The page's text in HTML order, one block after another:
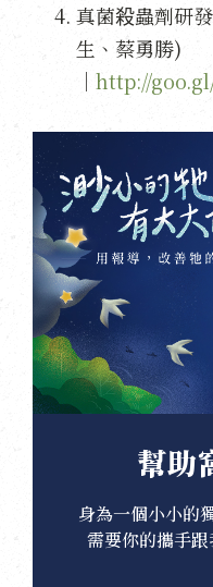
真菌殺蟲劑研
生、蔡勇勝)
｜ http://
幫助
身為一個小小的
需要你的攜手跟